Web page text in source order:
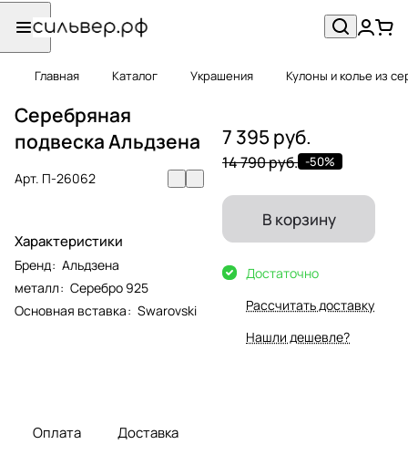
Главная Каталог Украшения Кулоны и колье из
Серебряная
подвеска Альдзена
Арт. П-26062
Характеристики
Бренд: Альдзена
металл: Серебро 925
Основная вставка: Swarovski
7 395 руб.
14 790 руб. -50%
В корзину
Достаточно
Рассчитать доставку
Нашли дешевле?
Оплата Доставка